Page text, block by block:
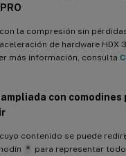
la compresión sin
de hardware HDX
más información, consulta
con
contenido se puede
* para representar